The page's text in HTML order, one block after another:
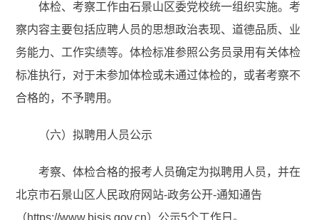
体检、考察工作由石景山区委党校统一组织实施。考
察内容主要包括应聘人员的思想政治表现、道德品质、业
务能力、工作实绩等。体检标准参照公务员录用有关体检
标准执行，对于未参加体检或未通过体检的，或者考察不
合格的，不予聘用。
（六）拟聘用人员公示
考察、体检合格的报考人员确定为拟聘用人员，并在
北京市石景山区人民政府网站-政务公开-通知通告